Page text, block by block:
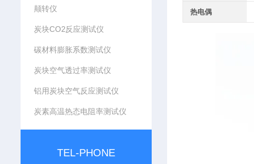
颠转仪
炭块CO2反应测试仪
碳材料膨胀系数测试仪
炭块空气透过率测试仪
铝用炭块空气反应测试仪
炭素高温热态电阻率测试仪
TEL-PHONE
热电偶